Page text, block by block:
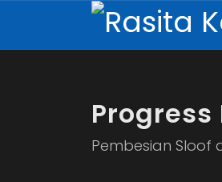
Progress
Pembesian Sloof